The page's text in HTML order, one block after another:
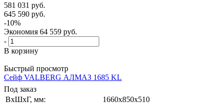
581 031 руб.
645 590 руб.
-10%
Экономия 64 559 руб.
-
В корзину
Быстрый просмотр
Сейф VALBERG АЛМАЗ 1685 KL
Под заказ
ВxШxГ, мм:
1660x850x510